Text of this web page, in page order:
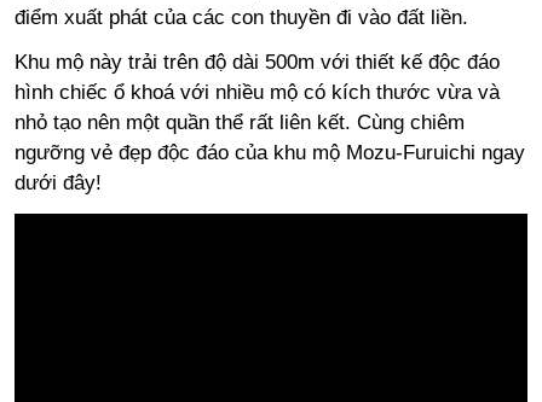
điểm xuất phát của các con thuyền đi vào đất liền.
Khu mộ này trải trên độ dài 500m với thiết kế độc đáo
hình chiếc ổ khoá với nhiều mộ có kích thước vừa và
nhỏ tạo nên một quần thể rất liên kết. Cùng chiêm
ngưỡng vẻ đẹp độc đáo của khu mộ Mozu-Furuichi ngay
dưới đây!